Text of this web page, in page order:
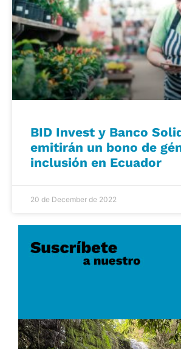
BID Invest y Banco
emitirán un bono de
inclusión en Ecuador
20 de December de 2022